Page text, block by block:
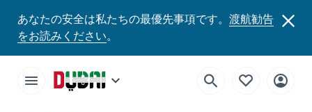
あなたの安全は私たちの最優先事項です。 渡航勧告
をお読みください。